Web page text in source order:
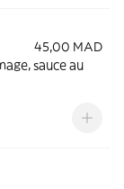
45,00 MAD
sauce au